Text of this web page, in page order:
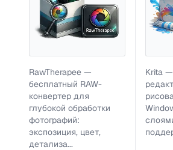
RawTherapee —
бесплатный RAW-
конвертер для
глубокой обработки
фотографий:
экспозиция, цвет,
детализа...
Krita